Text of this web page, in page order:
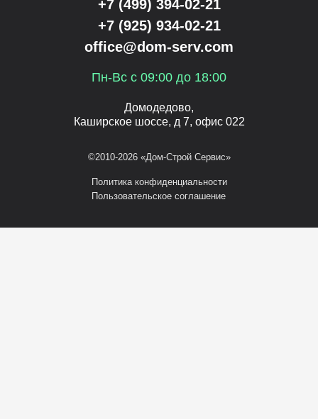
+7 (499) 394-02-21
+7 (925) 934-02-21
office@dom-serv.com
Пн-Вс с 09:00 до 18:00
Домодедово,
Каширское шоссе, д 7, офис 022
©2010-2026 «Дом-Строй Сервис»
Политика конфиденциальности
Пользовательское соглашение